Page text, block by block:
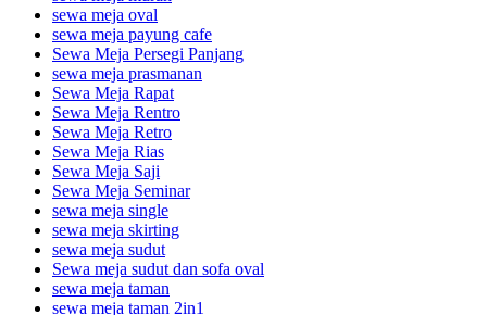
sewa meja oval
sewa meja payung cafe
Sewa Meja Persegi Panjang
sewa meja prasmanan
Sewa Meja Rapat
Sewa Meja Rentro
Sewa Meja Retro
Sewa Meja Rias
Sewa Meja Saji
Sewa Meja Seminar
sewa meja single
sewa meja skirting
sewa meja sudut
Sewa meja sudut dan sofa oval
sewa meja taman
sewa meja taman 2in1